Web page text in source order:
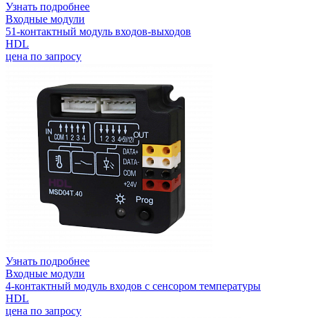
Узнать подробнее
Входные модули
51-контактный модуль входов-выходов
HDL
цена по запросу
Узнать подробнее
Входные модули
4-контактный модуль входов с сенсором температуры
HDL
цена по запросу